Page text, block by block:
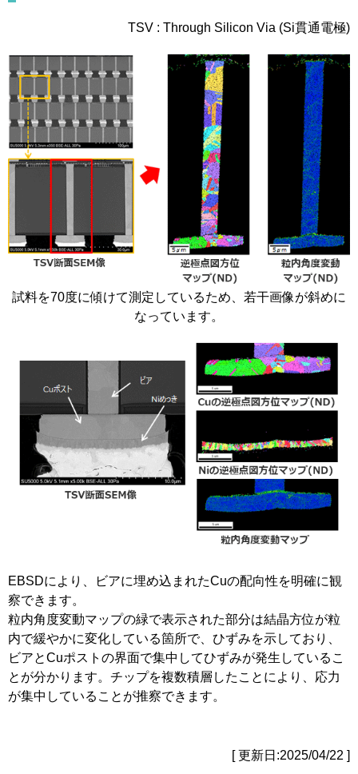
TSV : Through Silicon Via (Si貫通電極)
試料を70度に傾けて測定しているため、若干画像が斜めに
なっています。
EBSDにより、ビアに埋め込まれたCuの配向性を明確に観
察できます。
粒内角度変動マップの緑で表示された部分は結晶方位が粒
内で緩やかに変化している箇所で、ひずみを示しており、
ビアとCuポストの界面で集中してひずみが発生しているこ
とが分かります。チップを複数積層したことにより、応力
が集中していることが推察できます。
[ 更新日:2025/04/22 ]